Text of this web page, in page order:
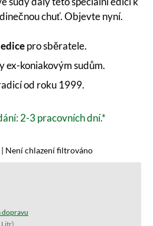
chuť. Objevte nyní.
pro sběratele.
ex-koniakovým sudům.
od roku 1999.
2-3 pracovních dní.*
Není chlazení filtrováno
dopravu
Litr)